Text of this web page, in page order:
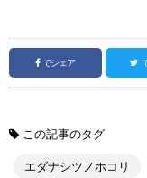
でシェア
この記事のタグ
エダナシツノホコリ